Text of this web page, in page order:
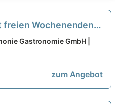
freien Wochenenden
Gastronomie GmbH |
zum Angebot